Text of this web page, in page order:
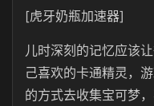
[虎牙奶瓶加速器]
儿时深刻的记忆应该
己喜欢的卡通精灵，
的方式去收集宝可梦